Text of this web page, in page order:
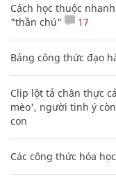
Cách học thuộc
"thần chú"
17
Bảng công thức đạo
Clip lột tả chân thực
mèo', người tinh ý
con
Các công thức hóa